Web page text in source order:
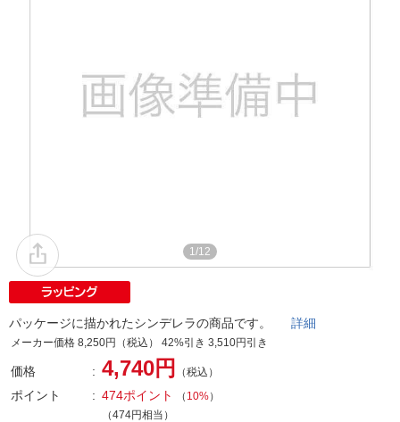
1/12
パッケージに描かれたシンデレラの商品です。 詳細
メーカー価格 8,250円（税込） 42%引き 3,510円引き
価格 4,740円 （税込）
ポイント 474ポイント （ 10%）
（474円相当）